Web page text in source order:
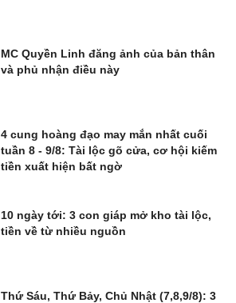
MC Quyền Linh đăng ảnh của bản thân
và phủ nhận điều này
4 cung hoàng đạo may mắn nhất cuối
tuần 8 - 9/8: Tài lộc gõ cửa, cơ hội kiếm
tiền xuất hiện bất ngờ
10 ngày tới: 3 con giáp mở kho tài lộc,
tiền về từ nhiều nguồn
Thứ Sáu, Thứ Bảy, Chủ Nhật (7,8,9/8): 3